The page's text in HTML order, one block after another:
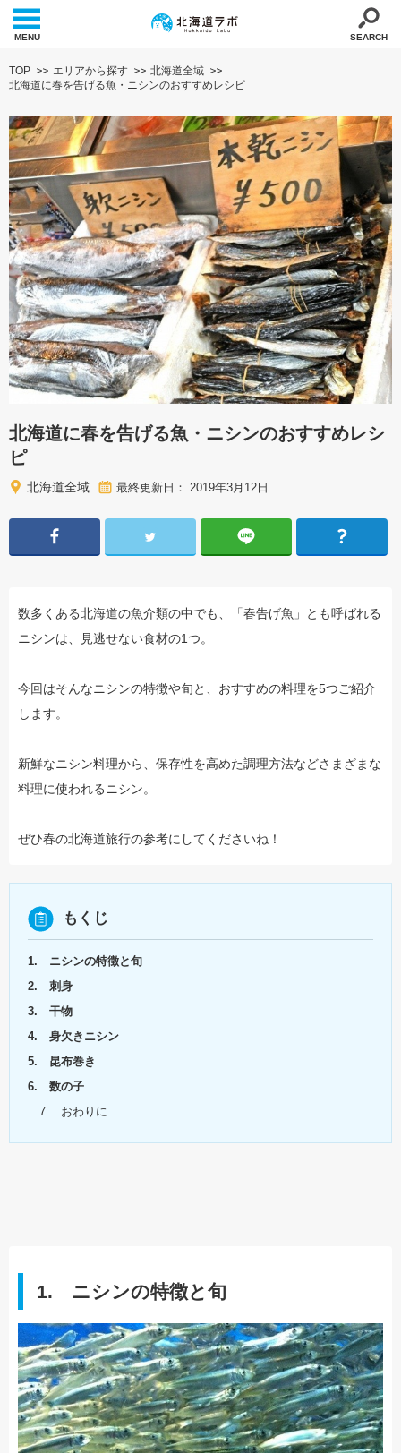
MENU SEARCH
TOP エリアから探す
北海道全域
北海道に春を告げる魚・ニシンのおすすめレシピ
北海道に春を告げる魚・ニシンのおすすめレシ
ピ
北海道全域 最終更新日： 2019年3月12日
数多くある北海道の魚介類の中でも、「春告げ魚」とも呼ばれる
ニシンは、見逃せない食材の1つ。
今回はそんなニシンの特徴や旬と、おすすめの料理を5つご紹介
します。
新鮮なニシン料理から、保存性を高めた調理方法などさまざまな
料理に使われるニシン。
ぜひ春の北海道旅行の参考にしてくださいね！
もくじ
1. ニシンの特徴と旬
2. 刺身
3. 干物
4. 身欠きニシン
5. 昆布巻き
6. 数の子
7. おわりに
1. ニシンの特徴と旬